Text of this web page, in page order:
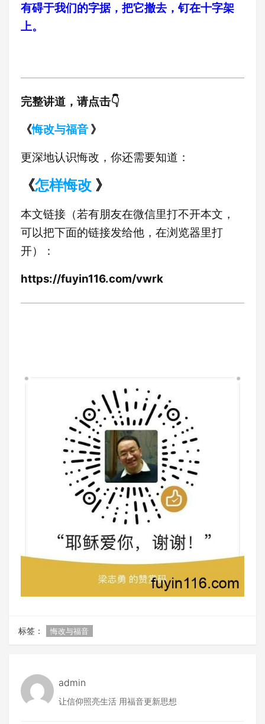
有碍于我们的字据，把它撤去，钉在十字架
上。
完整讲道，请点击👇
《悔改与福音 》
更深地认识悔改，你还需要知道：
《怎样悔改 》
本文链接（若有朋友在微信里打不开本文，
可以把下面的链接发给他，在浏览器里打
开）：
https://fuyin116.com/vwrk
标签： 悔改与福音
admin
让信仰照亮生活 用福音更新思想